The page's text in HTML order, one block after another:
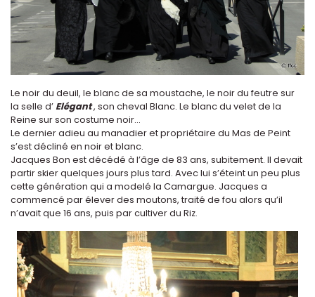
Le noir du deuil, le blanc de sa moustache, le noir du feutre sur
la selle d’ Elégant, son cheval Blanc. Le blanc du velet de la
Reine sur son costume noir...
Le dernier adieu au manadier et propriétaire du Mas de Peint
s’est décliné en noir et blanc.
Jacques Bon est décédé à l’âge de 83 ans, subitement. Il devait
partir skier quelques jours plus tard. Avec lui s’éteint un peu plus
cette génération qui a modelé la Camargue. Jacques a
commencé par élever des moutons, traité de fou alors qu’il
n’avait que 16 ans, puis par cultiver du Riz.